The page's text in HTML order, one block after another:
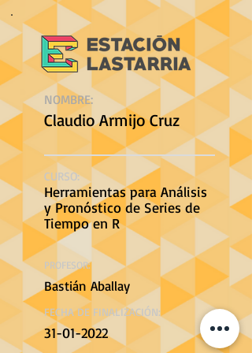
NOMBRE:
Claudio Armijo Cruz
CURSO:
Herramientas para Análisis
y Pronóstico de Series de
Tiempo en R
PROFESOR:
Bastián Aballay
FECHA DE FINALIZACIÓN:
31-01-2022